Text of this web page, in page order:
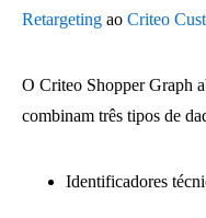
Retargeting ao Criteo
O Criteo Shopper Graph
combinam três tipos de
Identificadores